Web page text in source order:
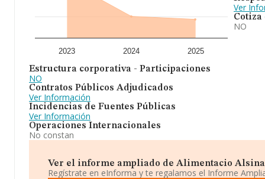
2023 2024 2025
Estructura corporativa - Participaciones
NO
Contratos Públicos Adjudicados
Ver Información
Incidencias de Fuentes Públicas
Ver Información
Operaciones Internacionales
No constan
Ver
Cotiza
NO
Ver el informe ampliado de Alimentacio Alsina
Regístrate en eInforma y te regalamos el Informe